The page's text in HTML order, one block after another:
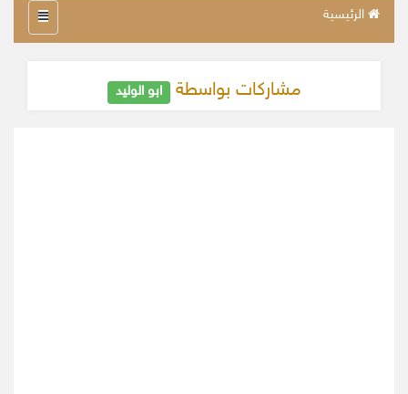
الرئيسية
مشاركات بواسطة ابو الوليد